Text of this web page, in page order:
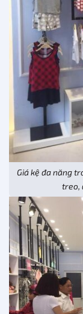
Giá kệ đa năng
treo,